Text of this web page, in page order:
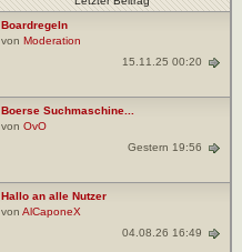
Boardregeln
von Moderation
15.11.25 00:20
Boerse Suchmaschine...
von OvO
Gestern 19:56
Hallo an alle Nutzer
von AlCaponeX
04.08.26 16:49